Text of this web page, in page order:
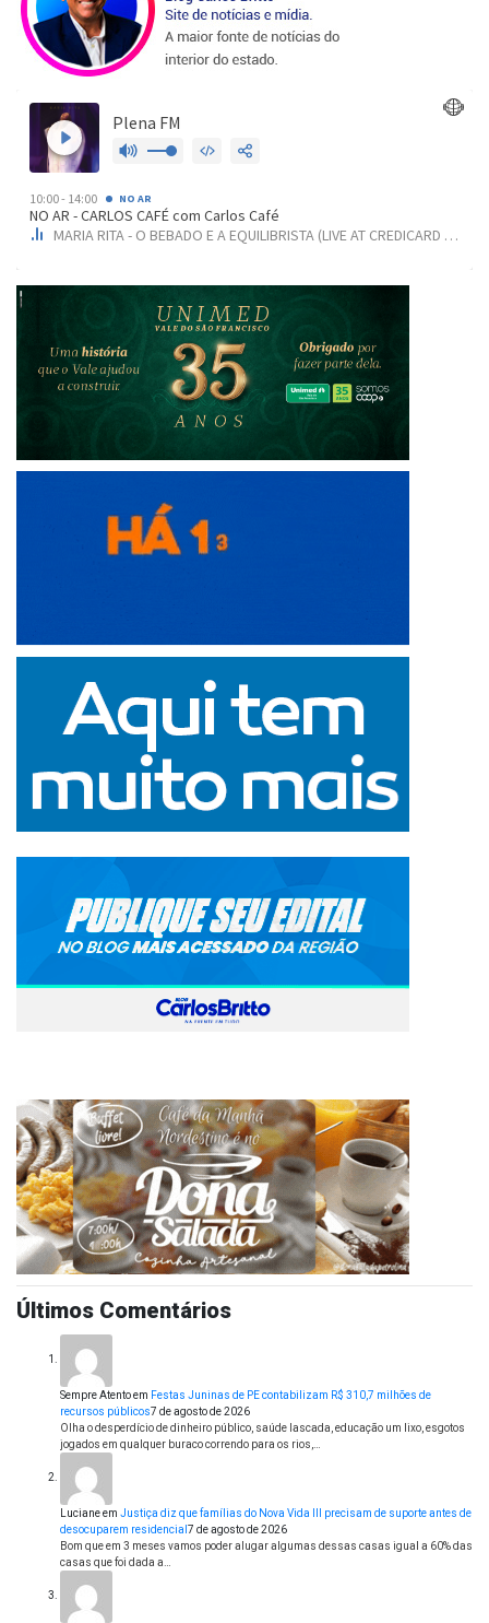
Últimos Comentários
Sempre Atentoem Festas Juninas de PE contabilizam R$ 310,7 milhões de
recursos públicos7 de agosto de 2026
Olha o desperdício de dinheiro público, saúde lascada, educação um lixo, esgotos
jogados em qualquer buraco correndo para os rios,…
Lucianeem Justiça diz que famílias do Nova Vida III precisam de suporte antes de
desocuparem residencial 7 de agosto de 2026
Bom que em 3 meses vamos poder alugar algumas dessas casas igual a 60% das
casas que foi dada a…